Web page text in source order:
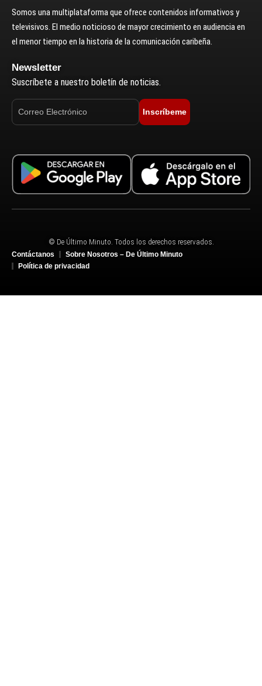
Somos una multiplataforma que ofrece contenidos informativos y
televisivos. El medio noticioso de mayor crecimiento en audiencia en
el menor tiempo en la historia de la comunicación caribeña.
Newsletter
Suscríbete a nuestro boletín de noticias.
Inscríbeme
© De Último Minuto. Todos los derechos reservados.
Contáctanos
Sobre Nosotros – De Último Minuto
Política de privacidad